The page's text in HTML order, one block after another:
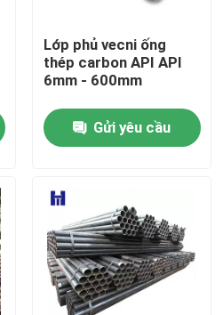
Lớp phủ vecni ống
thép carbon API API
6mm - 600mm
Gửi yêu cầu